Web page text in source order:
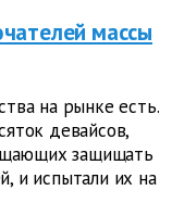
массы
на рынке есть.
девайсов,
защищать
и испытали их на